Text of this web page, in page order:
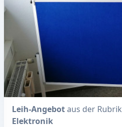
Leih-Angebotaus der Rubrik
Elektronik